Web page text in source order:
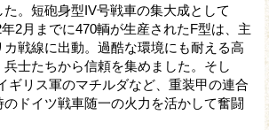
。短砲身型IV号戦車の集大成として
2月までに470輌が生産されたF型は、主
戦線に出動。過酷な環境にも耐える高
士たちから信頼を集めました。そし
ギリス軍のマチルダなど、重装甲の連合
ドイツ戦車随一の火力を活かして奮闘